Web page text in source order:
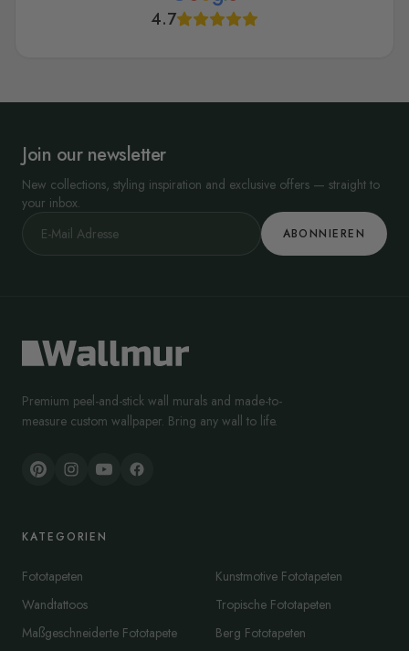
4.7
Join our newsletter
New collections, styling inspiration and exclusive offers — straight to
your inbox.
ABONNIEREN
Premium peel-and-stick wall murals and made-to-
measure custom wallpaper. Bring any wall to life.
KATEGORIEN
Fototapeten
Wandtattoos
Maßgeschneiderte Fototapete
Kunstmotive Fototapeten
Tropische Fototapeten
Berg Fototapeten